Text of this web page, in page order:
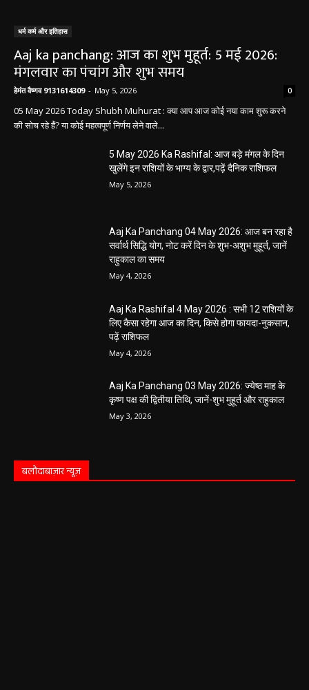
धर्म कर्म और इतिहास
Aaj ka panchang: आज का शुभ मुहूर्त: 5 मई 2026:
मंगलवार का पंचांग और शुभ समय
हेमंत वैष्णव 9131614309 - May 5, 2026 0
05 May 2026 Today Shubh Muhurat : क्या आप आज कोई नया काम शुरू करने
की सोच रहे हैं? या कोई महत्वपूर्ण निर्णय लेने वाले...
5 May 2026 Ka Rashifal: आज बड़े मंगल के दिन
खुलेंगे इन राशियों के भाग्य के द्वार,पढ़ें दैनिक राशिफल
May 5, 2026
Aaj Ka Panchang 04 May 2026: आज बन रहा है
सर्वार्थ सिद्धि योग, नोट करें दिन के शुभ-अशुभ मुहूर्त, जानें
राहुकाल का समय
May 4, 2026
Aaj Ka Rashifal 4 May 2026 : सभी 12 राशियों के
लिए कैसा रहेगा आज का दिन, किसे होगा फायदा-नुकसान,
पढ़ें राशिफल
May 4, 2026
Aaj Ka Panchang 03 May 2026: ज्येष्ठ माह के
कृष्ण पक्ष की द्वितीया तिथि, जानें-शुभ मुहूर्त और राहुकाल
May 3, 2026
बलौदाबाज़ार न्यूज़